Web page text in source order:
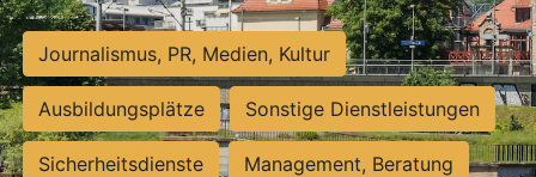
Journalismus, PR, Medien, Kultur
Ausbildungsplätze Sonstige Dienstleistungen
Sicherheitsdienste Management, Beratung